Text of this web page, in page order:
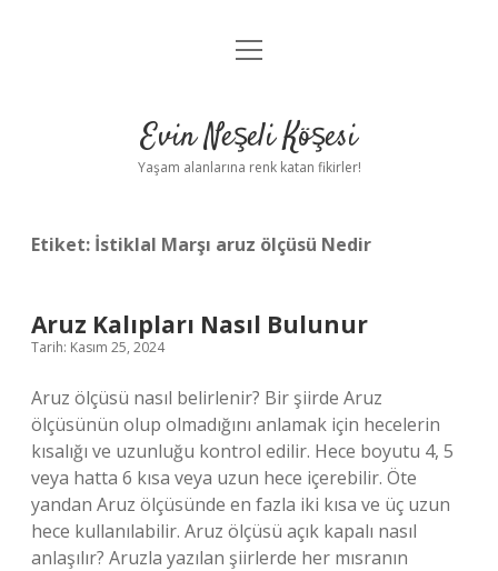
Anasayfa
Yasal Uyarı
menüyü
Evin Neşeli Köşesi
Yaşam alanlarına renk katan fikirler!
Etiket: İstiklal Marşı aruz ölçüsü Nedir
Aruz Kalıpları Nasıl Bulunur
Tarih: Kasım 25, 2024
Aruz ölçüsü nasıl belirlenir? Bir şiirde Aruz
ölçüsünün olup olmadığını anlamak için hecelerin
kısalığı ve uzunluğu kontrol edilir. Hece boyutu 4, 5
veya hatta 6 kısa veya uzun hece içerebilir. Öte
yandan Aruz ölçüsünde en fazla iki kısa ve üç uzun
hece kullanılabilir. Aruz ölçüsü açık kapalı nasıl
anlaşılır? Aruzla yazılan şiirlerde her mısranın